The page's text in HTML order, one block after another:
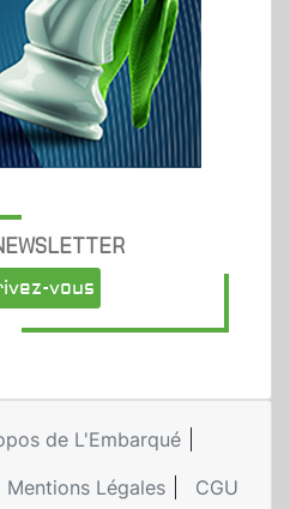
vous
de L'Embarqué
Mentions Légales CGU